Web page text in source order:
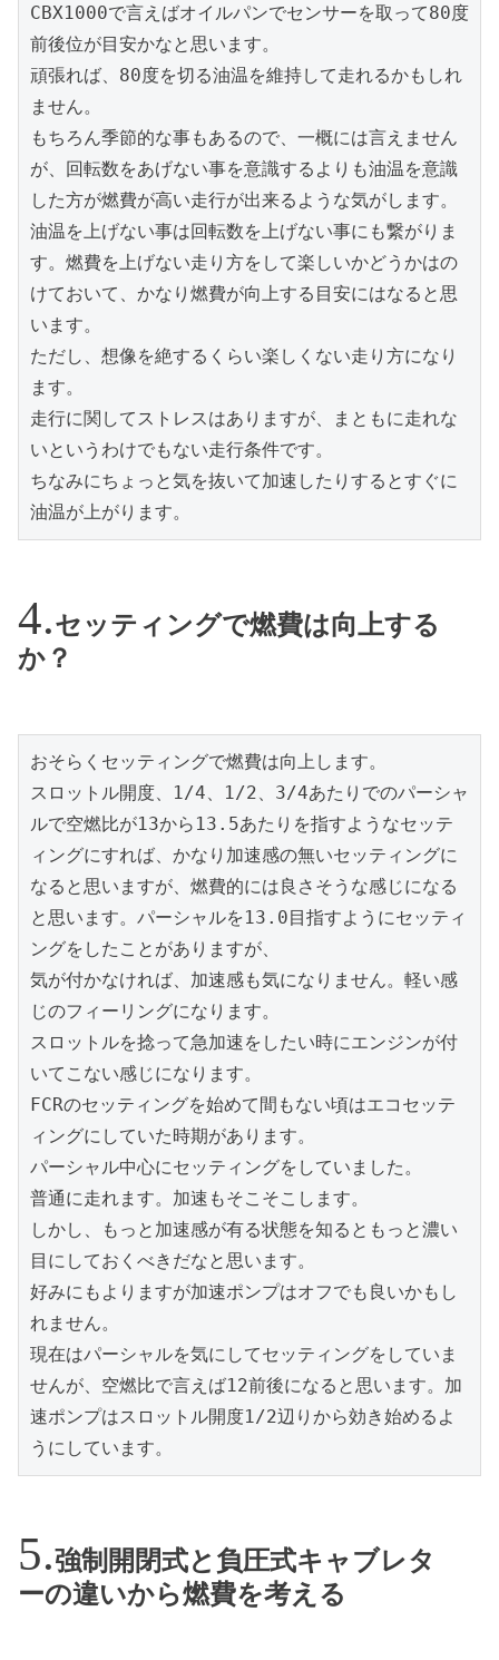
CBX1000で言えばオイルパンでセンサーを取って80度
前後位が目安かなと思います。
頑張れば、80度を切る油温を維持して走れるかもしれ
ません。
もちろん季節的な事もあるので、一概には言えません
が、回転数をあげない事を意識するよりも油温を意識
した方が燃費が高い走行が出来るような気がします。
油温を上げない事は回転数を上げない事にも繋がりま
す。燃費を上げない走り方をして楽しいかどうかはの
けておいて、かなり燃費が向上する目安にはなると思
います。
ただし、想像を絶するくらい楽しくない走り方になり
ます。
走行に関してストレスはありますが、まともに走れな
いというわけでもない走行条件です。
ちなみにちょっと気を抜いて加速したりするとすぐに
油温が上がります。
セッティングで燃費は向上する
か？
おそらくセッティングで燃費は向上します。
スロットル開度、1/4、1/2、3/4あたりでのパーシャ
ルで空燃比が13から13.5あたりを指すようなセッテ
ィングにすれば、かなり加速感の無いセッティングに
なると思いますが、燃費的には良さそうな感じになる
と思います。パーシャルを13.0目指すようにセッティ
ングをしたことがありますが、
気が付かなければ、加速感も気になりません。軽い感
じのフィーリングになります。
スロットルを捻って急加速をしたい時にエンジンが付
いてこない感じになります。
FCRのセッティングを始めて間もない頃はエコセッテ
ィングにしていた時期があります。
パーシャル中心にセッティングをしていました。
普通に走れます。加速もそこそこします。
しかし、もっと加速感が有る状態を知るともっと濃い
目にしておくべきだなと思います。
好みにもよりますが加速ポンプはオフでも良いかもし
れません。
現在はパーシャルを気にしてセッティングをしていま
せんが、空燃比で言えば12前後になると思います。加
速ポンプはスロットル開度1/2辺りから効き始めるよ
うにしています。
強制開閉式と負圧式キャブレタ
ーの違いから燃費を考える